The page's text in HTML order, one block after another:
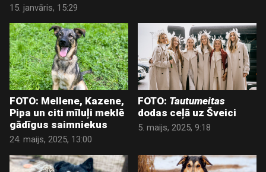
15. janvāris, 15:29
FOTO: Mellene, Kazene,
Pipa un citi mīluļi meklē
gādīgus saimniekus
24. maijs, 2025, 13:00
FOTO: Tautumeitas
dodas ceļā uz Šveici
5. maijs, 2025, 9:18